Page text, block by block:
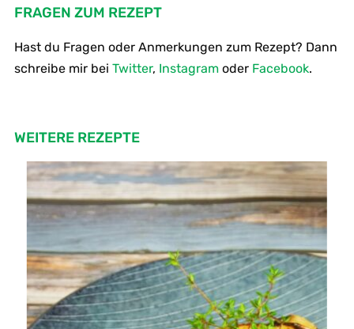
FRAGEN ZUM REZEPT
Hast du Fragen oder Anmerkungen zum Rezept? Dann
schreibe mir bei Twitter, Instagramoder Facebook.
WEITERE REZEPTE